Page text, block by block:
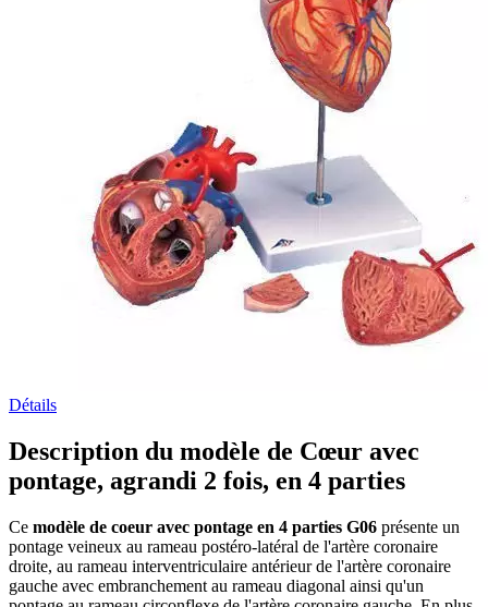
Détails
Description du modèle de Cœur avec
pontage, agrandi 2 fois, en 4 parties
Ce modèle de coeur avec pontage en 4 parties G06 présente un
pontage veineux au rameau postéro-latéral de l'artère coronaire
droite, au rameau interventriculaire antérieur de l'artère coronaire
gauche avec embranchement au rameau diagonal ainsi qu'un